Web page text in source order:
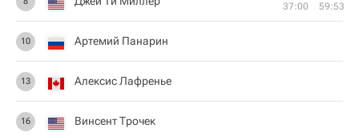
37:00 59:53
10 Артемий Панарин
13 Алексис Лафренье
16 Винсент Трочек